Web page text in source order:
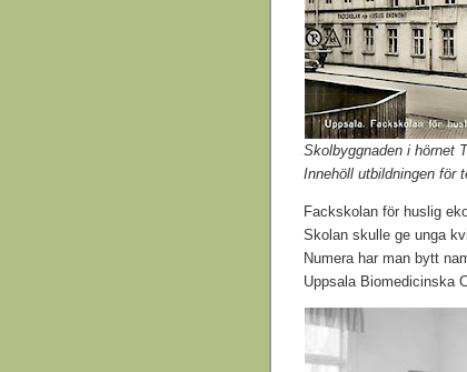
Skolbyggnaden i hörnet
Innehöll utbildningen för
Fackskolan för huslig
Skolan skulle ge unga
Numera har man bytt
Uppsala Biomedicinska